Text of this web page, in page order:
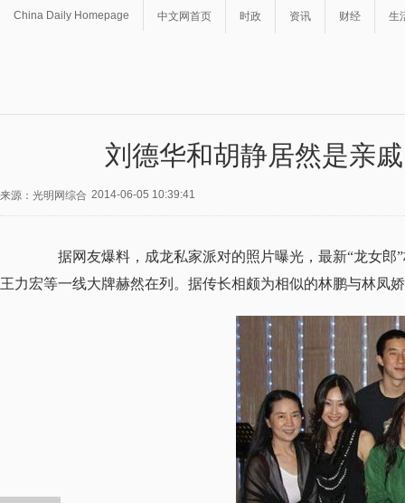
China Daily Homepage 中文网首页 时政 资讯 财经 生
刘德华和胡静居然是亲
来源：光明网综合 2014-06-05 10:39:41
据网友爆料，成龙私家派对的照片曝光，最新“龙女郎”
王力宏等一线大牌赫然在列。据传长相颇为相似的林鹏与林凤